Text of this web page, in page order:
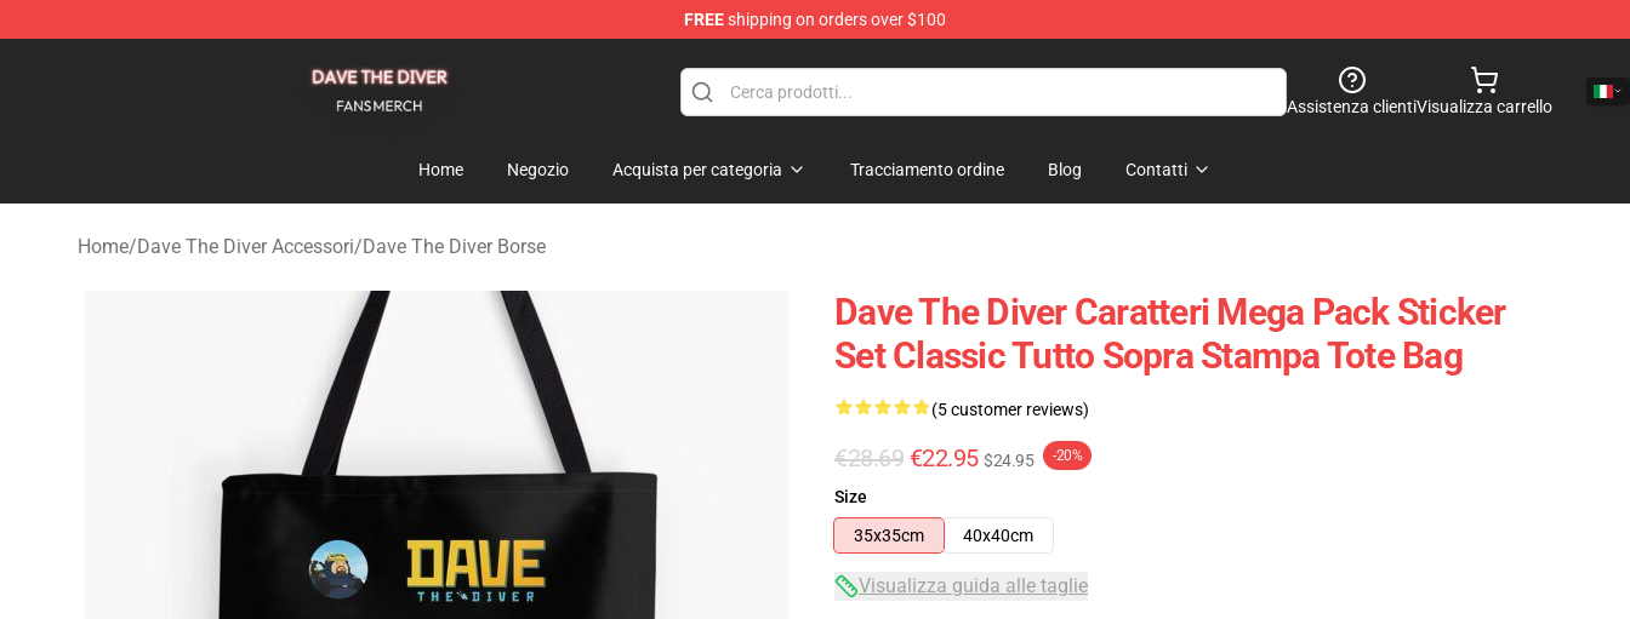
FREEshipping on orders over $100
Assistenza clientiVisualizza carrello
Home Negozio Acquista per categoria Tracciamento ordine Blog Contatti
Home/Dave The Diver Accessori/Dave The Diver Borse
Dave The Diver Caratteri Mega Pack Sticker
Set Classic Tutto Sopra Stampa Tote Bag
(5 customer reviews)
€28.69 €22.95 $24.95 -20%
Size
35x35cm
40x40cm
Visualizza guida alle taglie